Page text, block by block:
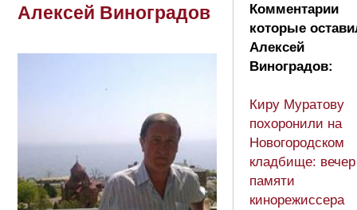
Алексей Виноградов
Комментарии
которые
Алексей
Виноградов:
Киру Муратову
похоронили на
Новогородском
кладбище: вечер
памяти
кинорежиссера